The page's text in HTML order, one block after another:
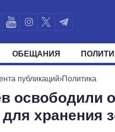
ОБЕЩАНИЯ
ВСЕ ПОЛИТИКИ ПРЕЗИДЕНТ И
публикаций›Политика
освободили
для хранения